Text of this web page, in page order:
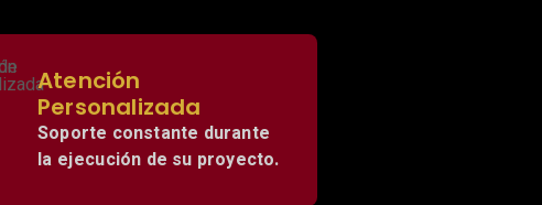
Atención
Personalizada
Soporte constante durante
la ejecución de su proyecto.